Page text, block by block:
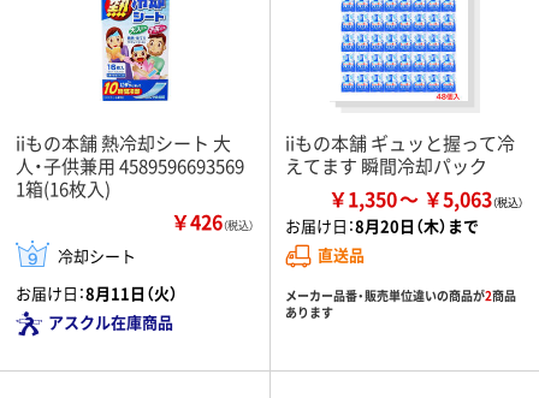
iiもの本舗 熱冷却シート 大
人・子供兼用 4589596693569
1箱(16枚入)
￥426（税込）
冷却シート
お届け日：8月11日（火）
アスクル在庫商品
iiもの本舗 ギュッと握って冷
えてます 瞬間冷却パック
￥1,350 ￥5,063
お届け日：8月20日（木）まで
直送品
メーカー品番・販売単位違いの商品が2商品
あります